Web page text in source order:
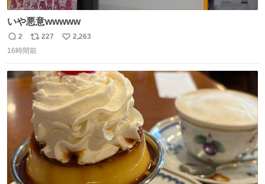
いや悪意wwwww
返
信
2
リ
ポ
ト
数
227
い
数
2,263
16時間前